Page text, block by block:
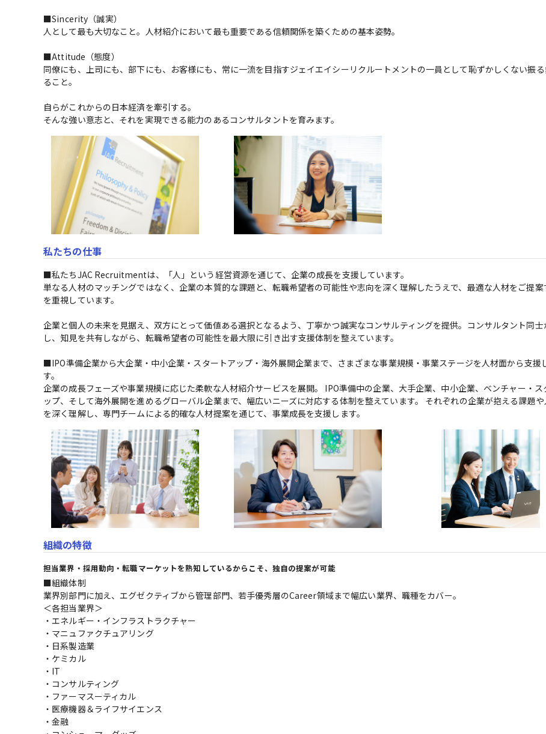
■Sincerity（誠実）
人として最も大切なこと。人材紹介において最も重要である信頼関係を築くための基本姿勢。
■Attitude（態度）
同僚にも、上司にも、部下にも、お客様にも、常に一流を目指すジェイエイシーリクルートメントの一員として恥ずかしくない振
ること。
自らがこれからの日本経済を牽引する。
そんな強い意志と、それを実現できる能力のあるコンサルタントを育みます。
私たちの仕事
■私たちJAC Recruitmentは、「人」という経営資源を通じて、企業の成長を支援しています。
単なる人材のマッチングではなく、企業の本質的な課題と、転職希望者の可能性や志向を深く理解したうえで、最適な人材をご提案
を重視しています。
企業と個人の未来を見据え、双方にとって価値ある選択となるよう、丁寧かつ誠実なコンサルティングを提供。コンサルタント同士
し、知見を共有しながら、転職希望者の可能性を最大限に引き出す支援体制を整えています。
■IPO準備企業から大企業・中小企業・スタートアップ・海外展開企業まで、さまざまな事業規模・事業ステージを人材面から支援
す。
企業の成長フェーズや事業規模に応じた柔軟な人材紹介サービスを展開。 IPO準備中の企業、大手企業、中小企業、ベンチャー・ス
ップ、そして海外展開を進めるグローバル企業まで、幅広いニーズに対応する体制を整えています。 それぞれの企業が抱える課題
を深く理解し、専門チームによる的確な人材提案を通じて、事業成長を支援します。
組織の特徴
担当業界・採用動向・転職マーケットを熟知しているからこそ、独自の提案が可能
■組織体制
業界別部門に加え、エグゼクティブから管理部門、若手優秀層のCareer領域まで幅広い業界、職種をカバー。
＜各担当業界＞
・エネルギー・インフラストラクチャー
・マニュファクチュアリング
・日系製造業
・ケミカル
・IT
・コンサルティング
・ファーマスーティカル
・医療機器＆ライフサイエンス
・金融